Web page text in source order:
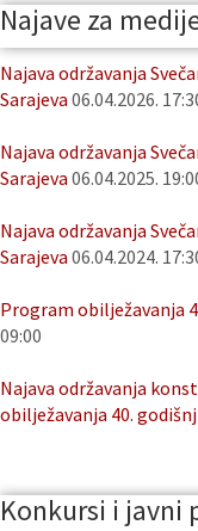
Najave za
Najava održavanja
Sarajeva 06.04.2026.
Najava održavanja
Sarajeva 06.04.2025.
Najava održavanja
Sarajeva 06.04.2024.
Program obilježavanja
09:00
Najava održavanja
obilježavanja 40.
Konkursi i javni